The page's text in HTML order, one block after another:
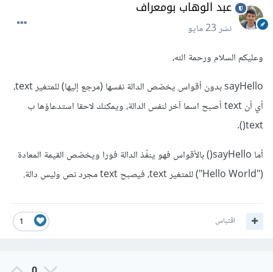
عبد الوهاب بومعراف
نشر23 مايو
وعليكم السلام ورحمة الله،
sayHello بدون أقواس يخصّص الدالة نفسها (مرجع إليها) للمتغير text،
أي أن text أصبح اسما آخر لنفس الدالة، ويمكنك لاحقا استدعاؤها ب
text().
أما sayHello() بالأقواس فهو ينفّذ الدالة فورا ويخصّص القيمة المعادة
("Hello World") للمتغير text، فيصبح text مجرد نص وليس دالة.
1 اقتباس